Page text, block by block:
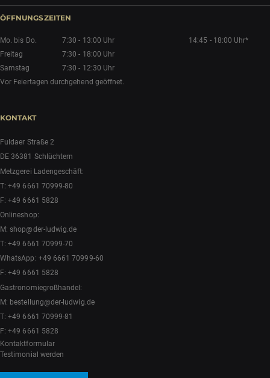
ÖFFNUNGSZEITEN
Mo. bis Do. 7:30 - 13:00 Uhr
14:45 - 18:00 Uhr*
Freitag
7:30 - 18:00 Uhr
Samstag
7:30 - 12:30 Uhr
Vor Feiertagen durchgehend geöffnet.
KONTAKT
Fuldaer Straße 2
DE 36381 Schlüchtern
Metzgerei Ladengeschäft:
T:+49 6661 70999-80
F: +49 6661 5828
Onlineshop:
M:shop@der-ludwig.de
T:+49 6661 70999-70
WhatsApp: +49 6661 70999-60
F: +49 6661 5828
Gastronomiegroßhandel:
M: bestellung@der-ludwig.de
T:+49 6661 70999-81
F: +49 6661 5828
Kontaktformular
Testimonial werden